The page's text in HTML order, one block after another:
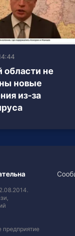
не
новые
из-за
предприятие